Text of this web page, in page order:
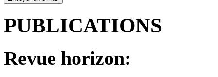
PUBLICATIONS
Revue horizon: